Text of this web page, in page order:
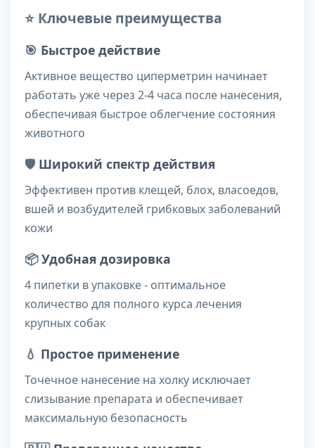
⭐ Ключевые преимущества
🎯 Быстрое действие
Активное вещество циперметрин начинает
работать уже через 2-4 часа после нанесения,
обеспечивая быстрое облегчение состояния
животного
🛡️ Широкий спектр действия
Эффективен против клещей, блох, власоедов,
вшей и возбудителей грибковых заболеваний
кожи
📦Удобная дозировка
4 пипетки в упаковке - оптимальное
количество для полного курса лечения
крупных собак
💧 Простое применение
Точечное нанесение на холку исключает
слизывание препарата и обеспечивает
максимальную безопасность